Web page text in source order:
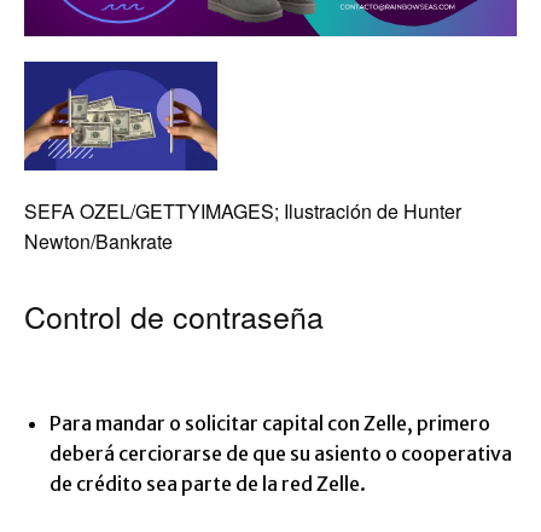
SEFA OZEL/GETTYIMAGES; Ilustración de Hunter
Newton/Bankrate
Control de contraseña
Para mandar o solicitar capital con Zelle, primero
deberá cerciorarse de que su asiento o cooperativa
de crédito sea parte de la red Zelle.